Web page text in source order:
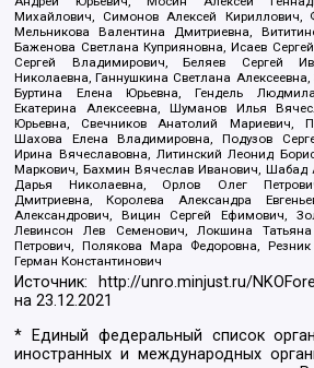
Михайлович, Симонов Алексей Кириллович,
Мельникова Валентина Дмитриевна,
Баженова Светлана Куприяновна, Исаев
Сергей Владимирович, Беляев Сергей
Николаевна, Ганнушкина Светлана
Буртина Елена Юрьевна, Гендель
Екатерина Алексеевна, Шуманов Илья
Юрьевна, Свечников Анатолий Мариевич,
Шахова Елена Владимировна, Подузов
Ирина Вячеславовна, Литинский Леонид
Маркович, Бахмин Вячеслав Иванович, Шабад
Дарья Николаевна, Орлов Олег
Дмитриевна, Королева Александра
Александрович, Вицин Сергей Ефимович,
Левинсон Лев Семенович, Локшина
Петрович, Полякова Мара Федоровна,
Герман Константинович
Источник: http://unro.minjust.ru/
на23.12.2021
* Единый федеральный список
иностранных и международных